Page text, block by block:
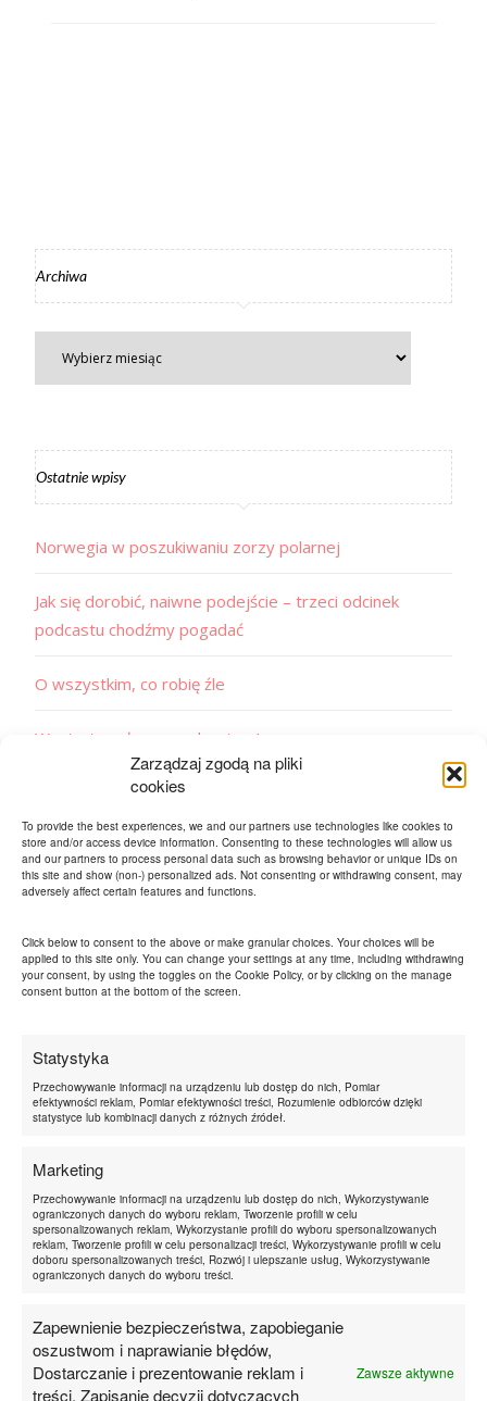
Zarządzaj zgodą na pliki
cookies
To provide the best experiences, we and our partners use technologies like cookies to
store and/or access device information. Consenting to these technologies will allow us
and our partners to process personal data such as browsing behavior or unique IDs on
this site and show (non-) personalized ads. Not consenting or withdrawing consent, may
adversely affect certain features and functions.
Click below to consent to the above or make granular choices. Your choices will be
applied to this site only. You can change your settings at any time, including withdrawing
your consent, by using the toggles on the Cookie Policy, or by clicking on the manage
consent button at the bottom of the screen.
Statystyka
Przechowywanie informacji na urządzeniu lub dostęp do nich, Pomiar
efektywności reklam, Pomiar efektywności treści, Rozumienie odbiorców dzięki
statystyce lub kombinacji danych z różnych źródeł.
Marketing
Przechowywanie informacji na urządzeniu lub dostęp do nich, Wykorzystywanie
ograniczonych danych do wyboru reklam, Tworzenie profili w celu
spersonalizowanych reklam, Wykorzystanie profili do wyboru spersonalizowanych
reklam, Tworzenie profili w celu personalizacji treści, Wykorzystywanie profili w celu
doboru spersonalizowanych treści, Rozwój i ulepszanie usług, Wykorzystywanie
ograniczonych danych do wyboru treści.
Zapewnienie bezpieczeństwa, zapobieganie
oszustwom i naprawianie błędów,
Dostarczanie i prezentowanie reklam i
treści, Zapisanie decyzji dotyczących
Zawsze aktywne
Archiwa
Ostatnie wpisy
Norwegia w poszukiwaniu zorzy polarnej
Jak się dorobić, naiwne podejście – trzeci odcinek
podcastu chodźmy pogadać
O wszystkim, co robię źle
Wystartowałam z podcastem!
Tak zwalczam napięciowe bóle głowy
Tagi
aniamaluje BLOG ciało design
dieta
inspiracje tygodnia
książka
książki lakier
linki tygodnia
paznokcie
poniedziałkowy motywator
przepis
rozkminki
rozwojowe czwartki
rozwojownik
rozwój
samodoskonalenie
szkoła test
triki
wszystkie
wyzwanie włosy